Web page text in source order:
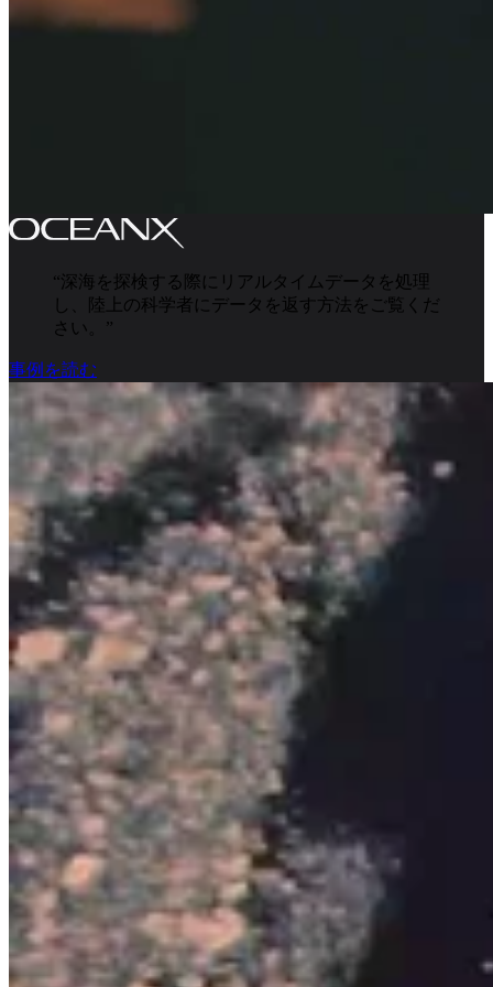
“深海を探検する際にリアルタイムデータを処理
し、陸上の科学者にデータを返す方法をご覧くだ
さい。 ”
事例を読む